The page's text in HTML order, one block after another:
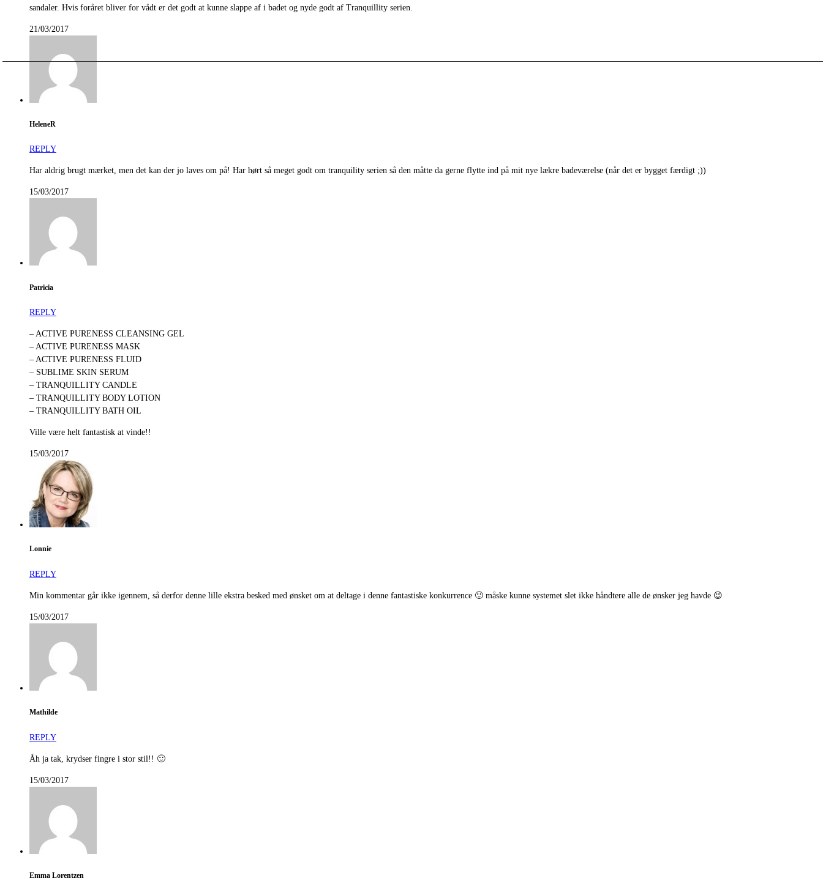
sandaler. Hvis foråret bliver for vådt er det godt at kunne slappe af i badet og nyde godt af Tranquillity serien.
21/03/2017
HeleneR
REPLY
Har aldrig brugt mærket, men det kan der jo laves om på! Har hørt så meget godt om tranquility serien så den måtte da gerne flytte ind på mit nye lækre badeværelse (når det er bygget færdigt ;))
15/03/2017
Patricia
REPLY
– ACTIVE PURENESS CLEANSING GEL
– ACTIVE PURENESS MASK
– ACTIVE PURENESS FLUID
– SUBLIME SKIN SERUM
– TRANQUILLITY CANDLE
– TRANQUILLITY BODY LOTION
– TRANQUILLITY BATH OIL
Ville være helt fantastisk at vinde!!
15/03/2017
Lonnie
REPLY
Min kommentar går ikke igennem, så derfor denne lille ekstra besked med ønsket om at deltage i denne fantastiske konkurrence 🙂 måske kunne systemet slet ikke håndtere alle de ønsker jeg havde 😉
15/03/2017
Mathilde
REPLY
Åh ja tak, krydser fingre i stor stil!! 🙂
15/03/2017
Emma Lorentzen